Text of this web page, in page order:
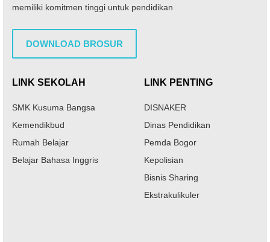
memiliki komitmen tinggi untuk pendidikan
DOWNLOAD BROSUR
LINK SEKOLAH
SMK Kusuma Bangsa
Kemendikbud
Rumah Belajar
Belajar Bahasa Inggris
LINK PENTING
DISNAKER
Dinas Pendidikan
Pemda Bogor
Kepolisian
Bisnis Sharing
Ekstrakulikuler